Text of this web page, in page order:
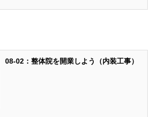
08-02：整体院を開業しよう（内装工事）